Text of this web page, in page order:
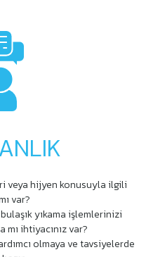
veya hijyen konusuyla ilgili
var?
yıkama işlemlerinizi
ihtiyacınız var?
olmaya ve tavsiyelerde